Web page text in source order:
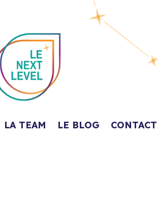
LA TEAM LE BLOG CONTACT